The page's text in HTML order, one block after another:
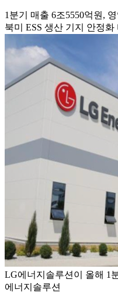
1분기 매출 6조5550억원,
북미 ESS 생산 기지 안정
LG에너지솔루션이 올해 1
에너지솔루션